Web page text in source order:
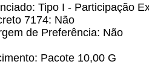
Tipo I - Participação
7174: Não
de Preferência: Não
Pacote 10,00 G